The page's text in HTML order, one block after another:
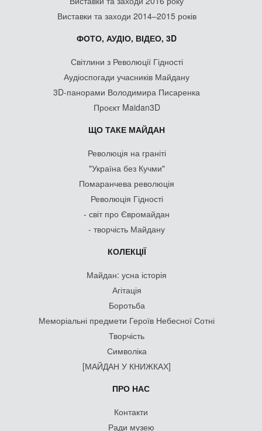
Виставки та заходи 2014–2015 років
ФОТО, АУДІО, ВІДЕО, 3D
Світлини з Революції Гідності
Аудіоспогади учасників Майдану
3D-панорами Володимира Писаренка
Проєкт Maidan3D
ЩО ТАКЕ МАЙДАН
Революція на граніті
"Україна без Кучми"
Помаранчева революція
Революція Гідності
- світ про Євромайдан
- творчість Майдану
КОЛЕКЦІЇ
Майдан: усна історія
Агітація
Боротьба
Меморіальні предмети Героїв Небесної Сотні
Творчість
Символіка
[МАЙДАН У КНИЖКАХ]
ПРО НАС
Контакти
Ради музею